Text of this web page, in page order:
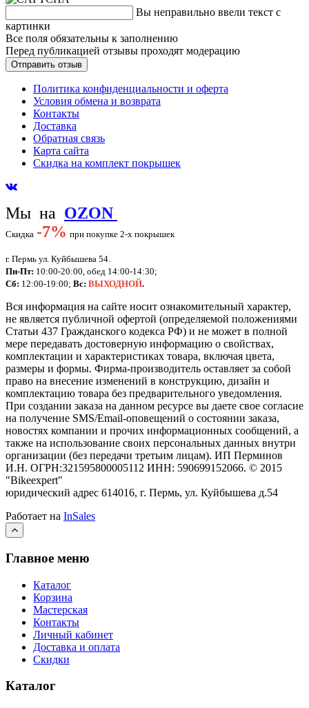
Вы неправильно ввели текст с
картинки
Все поля обязательны к заполнению
Перед публикацией отзывы проходят модерацию
Политика конфиденциальности и оферта
Условия обмена и возврата
Контакты
Доставка
Обратная связь
Карта сайта
Скидка на комплект покрышек
Мы на OZON
Скидка -7% при покупке 2-х покрышек
г. Пермь ул. Куйбышева 54.
Пн-Пт: 10:00-20:00, обед 14:00-14:30;
Сб: 12:00-19:00; Вс: ВЫХОДНОЙ.
Вся информация на сайте носит ознакомительный характер,
не является публичной офертой (определяемой положениями
Статьи 437 Гражданского кодекса РФ) и не может в полной
мере передавать достоверную информацию о свойствах,
комплектации и характеристиках товара, включая цвета,
размеры и формы. Фирма-производитель оставляет за собой
право на внесение изменений в конструкцию, дизайн и
комплектацию товара без предварительного уведомления.
При создании заказа на данном ресурсе вы даете свое согласие
на получение SMS/Email-оповещений о состоянии заказа,
новостях компании и прочих информационных сообщений, а
также на использование своих персональных данных внутри
организации (без передачи третьим лицам). ИП Перминов
И.Н. ОГРН:321595800005112 ИНН: 590699152066. © 2015
"Bikeexpert"
юридический адрес 614016, г. Пермь, ул. Куйбышева д.54
Работает на InSales
Главное меню
Каталог
Корзина
Мастерская
Контакты
Личный кабинет
Доставка и оплата
Скидки
Каталог